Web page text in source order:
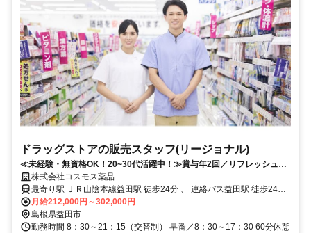
ドラッグストアの販売スタッフ(リージョナル)
≪未経験・無資格OK！20~30代活躍中！≫賞与年2回／リフレッシュ休
暇取得率100％／研修制度充実
株式会社コスモス薬品
最寄り駅 ＪＲ山陰本線益田駅 徒歩24分 、 連絡バス益田駅 徒歩24分
、 ＪＲ山口線益田駅 徒歩24分
月給212,000円～302,000円
島根県益田市
勤務時間 8：30～21：15（交替制） 早番／8：30～17：30 60分休憩